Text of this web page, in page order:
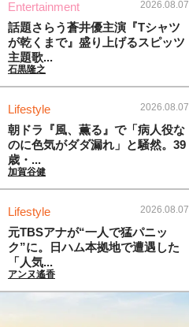
Entertainment 2026.08.07
話題さらう蒼井優主演『Tシャツ
が乾くまで』盛り上げるスピッツ
主題歌...
石黒隆之
Lifestyle 2026.08.07
朝ドラ『風、薫る』で「病人役な
のに色気がダダ漏れ」と騒然。39
歳・...
加賀谷健
Lifestyle 2026.08.07
元TBSアナが“一人で猛パニッ
ク”に。日ハム本拠地で遭遇した
「人気...
アンヌ遙香